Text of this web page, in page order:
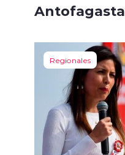
Antofagasta
Regionales